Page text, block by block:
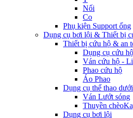
Nối
Co
Phụ kiện Support ống
Dụng cụ bơi lội & Thiết bị
Thiết bị cứu hộ & an
Dụng cụ cứu
Ván cứu hộ -
Phao cứu hộ
Áo Phao
Dụng cụ thể thao
Ván Lướt sóng
Thuyền
Dụng cụ bơi lội